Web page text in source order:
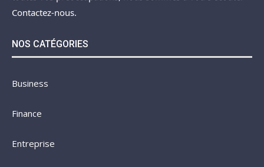
Contactez-nous.
NOS CATÉGORIES
Business
Finance
Entreprise